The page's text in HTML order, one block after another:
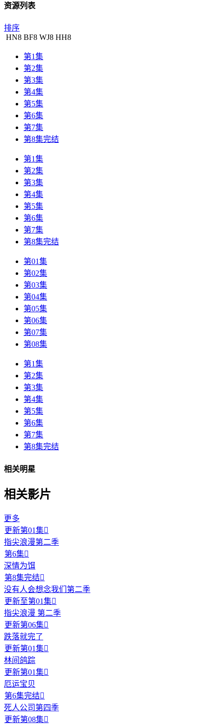
资源列表
排序
HN8 BF8 WJ8 HH8
第1集
第2集
第3集
第4集
第5集
第6集
第7集
第8集完结
第1集
第2集
第3集
第4集
第5集
第6集
第7集
第8集完结
第01集
第02集
第03集
第04集
第05集
第06集
第07集
第08集
第1集
第2集
第3集
第4集
第5集
第6集
第7集
第8集完结
相关明星
相关影片
更多
更新第01集
指尖浪漫第二季
第6集
深情为饵
第8集完结
没有人会想念我们第二季
更新至第01集
指尖浪漫 第二季
更新第06集
跌落就完了
更新第01集
林间鸽踪
更新第01集
厄运宝贝
第6集完结
死人公司第四季
更新第08集